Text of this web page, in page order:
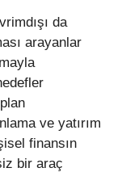
da
arayanlar
ve yatırım
finansın
bir araç